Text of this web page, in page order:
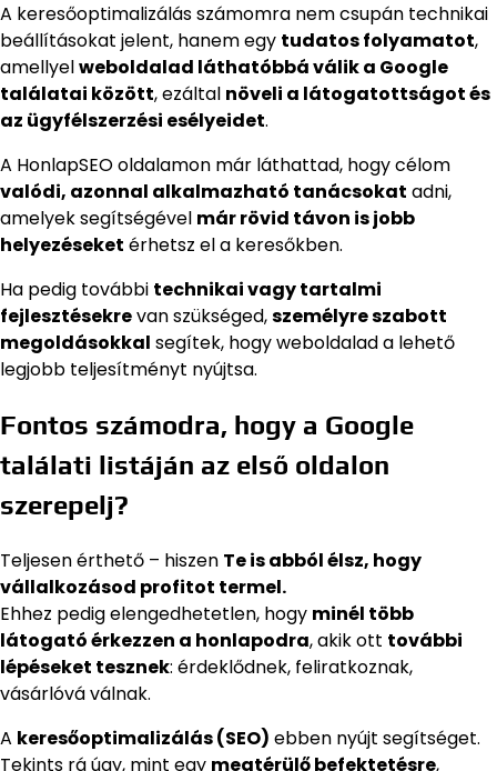
A keresőoptimalizálás számomra nem csupán technikai
beállításokat jelent, hanem egy tudatos folyamatot,
amellyelweboldalad láthatóbbá válik a Google
találatai között, ezáltal növeli a látogatottságot és
az ügyfélszerzési esélyeidet.
A HonlapSEO oldalamon már láthattad, hogy célom
valódi, azonnal alkalmazható tanácsokat adni,
amelyek segítségével már rövid távon is jobb
helyezéseket érhetsz el a keresőkben.
Ha pedig további technikai vagy tartalmi
fejlesztésekrevan szükséged,személyre szabott
megoldásokkal segítek, hogy weboldalad a lehető
legjobb teljesítményt nyújtsa.
Fontos számodra, hogy a Google
találati listáján az első oldalon
szerepelj?
Teljesen érthető – hiszen Te is abból élsz, hogy
vállalkozásod profitot termel.
Ehhez pedig elengedhetetlen, hogy minél több
látogató érkezzen a honlapodra, akik ott további
lépéseket tesznek: érdeklődnek, feliratkoznak,
vásárlóvá válnak.
A keresőoptimalizálás (SEO) ebben nyújt segítséget.
Tekints rá úgy, mint egy megtérülő befektetésre,